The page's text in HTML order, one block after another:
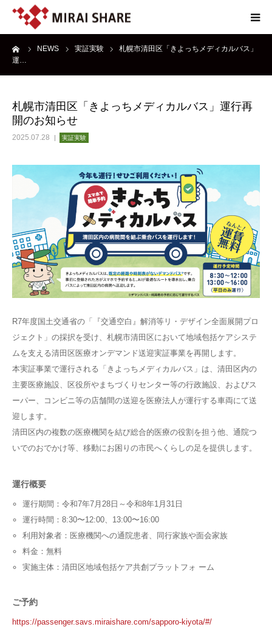
NEWS 実証実験
札幌市清田区「きよっちメディカルバス」
運…
札幌市清田区「きよっちメディカルバス」運行再
開のお知らせ
2025.07.28 実証実験
R7年度国土交通省の「『交通空白』解消等リ・デザイン全面展開プロ
ジェクト」の採択を受け、札幌市清田区において地域包括ケアシステ
ムを支える清田区医療オンデマンド送迎実証事業を再開します。
本実証事業で運行される「きよっちメディカルバス」は、清田区内の
主要医療施設、区役所やまちづくりセンター等の行政施設、およびス
ーパー、コンビニ等の店舗間の送迎を医療法人が運行する車両にて送
迎します。
清田区内の複数の医療機関を結び総合的医療の役割を担う他、通院つ
いでのおでかけ等、移動にお困りの市民へくらしの足を提供します。
運行概要
運行期間：令和7年7月28日～令和8年1月31日
運行時間：8:30〜12:00、13:00〜16:00
利用対象者：医療機関への通院患者、同行家族や面会家族
料金：無料
実施主体：清田区地域包括ケア共創プラットフォ ーム
ご予約
https://passenger.savs.miraishare.com/sapporo-kiyota/#/
NEWS
SERVICE
ABOUT